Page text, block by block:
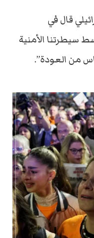
قال في
سيطرتنا الأمنية
من العودة”.